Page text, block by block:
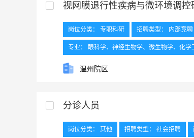
视网膜退行性疾病与微环境调
岗位分类： 专职科研 招聘类型： 内部竞聘
专业： 眼科学、神经生物学、微生物学、化学
工作年限： 具备5年及以上科研与实验室管理相
温州院区
分诊人员
岗位分类： 其他 招聘类型： 社会招聘